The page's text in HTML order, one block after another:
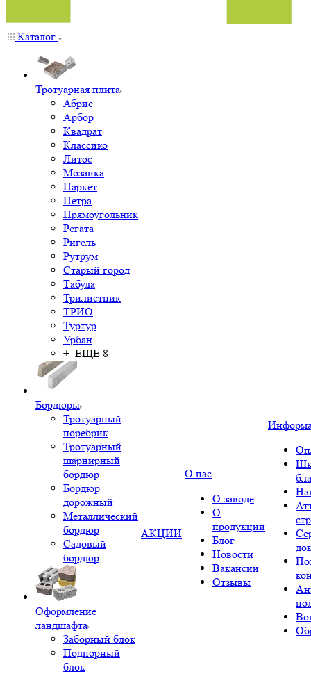
Каталог
Тротуарная плита
Абрис
Арбор
Квадрат
Классико
Литос
Мозаика
Паркет
Петра
Прямоугольник
Регата
Ригель
Рутрум
Старый город
Табула
Трилистник
ТРИО
Туртур
Урбан
+ ЕЩЕ 8
Бордюры
Тротуарный
поребрик
Тротуарный
шарнирный
бордюр
Бордюр
дорожный
Металлический
бордюр
Садовый
бордюр
Оформление
ландшафта
Заборный блок
Подпорный
блок
АКЦИИ
О нас
О заводе
О
продукции
Блог
Новости
Вакансии
Отзывы